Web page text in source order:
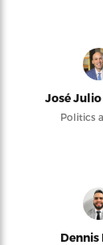
José
Politics
Dennis